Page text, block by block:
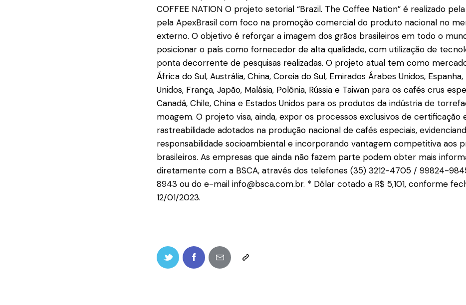
COFFEE NATION O projeto setorial “Brazil. The Coffee Nation” é realizado
pela ApexBrasil com foco na promoção comercial do produto nacional no
externo. O objetivo é reforçar a imagem dos grãos brasileiros em todo o
posicionar o país como fornecedor de alta qualidade, com utilização de
ponta decorrente de pesquisas realizadas. O projeto atual tem como
África do Sul, Austrália, China, Coreia do Sul, Emirados Árabes Unidos, Espanha,
Unidos, França, Japão, Malásia, Polônia, Rússia e Taiwan para os cafés crus
Canadá, Chile, China e Estados Unidos para os produtos da indústria de
moagem. O projeto visa, ainda, expor os processos exclusivos de certificação
rastreabilidade adotados na produção nacional de cafés especiais,
responsabilidade socioambiental e incorporando vantagem competitiva aos
brasileiros. As empresas que ainda não fazem parte podem obter mais
diretamente com a BSCA, através dos telefones (35) 3212-4705 / 99824-
8943 ou do e-mail info@bsca.com.br. * Dólar cotado a R$ 5,101, conforme
12/01/2023.